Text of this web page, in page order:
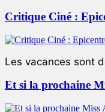
Critique Ciné :
Les vacances sont
Et si la prochaine